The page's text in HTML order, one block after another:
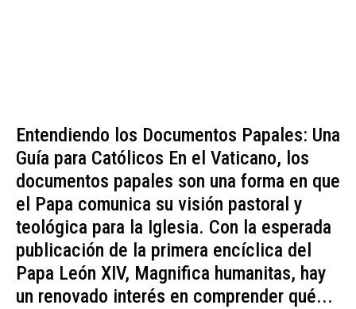
Entendiendo los Documentos Papales: Una
Guía para Católicos En el Vaticano, los
documentos papales son una forma en que
el Papa comunica su visión pastoral y
teológica para la Iglesia. Con la esperada
publicación de la primera encíclica del
Papa León XIV, Magnifica humanitas, hay
un renovado interés en comprender qué...